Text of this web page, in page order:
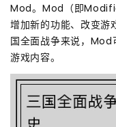
Mod。Mod（即
增加新的功能、改变游
国全面战争来说，Mod
游戏内容。